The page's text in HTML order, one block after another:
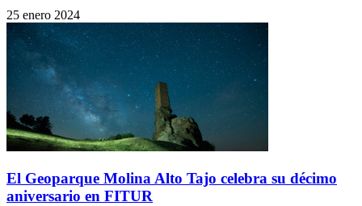
25 enero 2024
El Geoparque Molina Alto Tajo celebra su décimo
aniversario en FITUR